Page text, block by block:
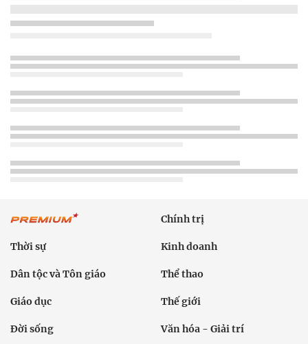
Chính trị
Thời sự Kinh doanh
Dân tộc và Tôn giáo Thể thao
Giáo dục Thế giới
Đời sống Văn hóa - Giải trí